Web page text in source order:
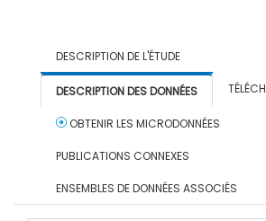
DESCRIPTION DE L'ÉTUDE
DESCRIPTION DES DONNÉES
OBTENIR LES MICRODONNÉES
PUBLICATIONS CONNEXES
ENSEMBLES DE DONNÉES ASSOCIÉS